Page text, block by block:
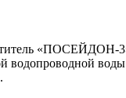
«ПОСЕЙДОН-
водопроводной